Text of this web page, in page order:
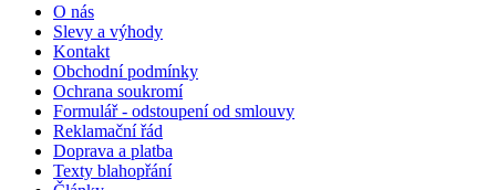
O nás
Slevy a výhody
Kontakt
Obchodní podmínky
Ochrana soukromí
Formulář - odstoupení od smlouvy
Reklamační řád
Doprava a platba
Texty blahopřání